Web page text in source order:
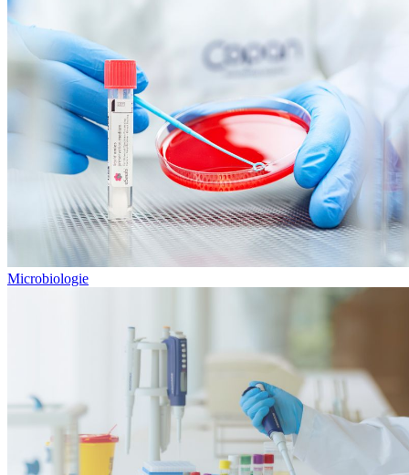
Microbiologie